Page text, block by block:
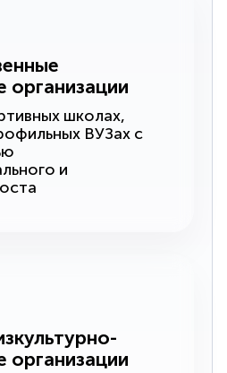
организации
школах,
ВУЗах с
и
организации